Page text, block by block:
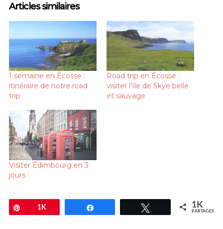
Articles similaires
1 semaine en Écosse :
itinéraire de notre road
trip
Road trip en Écosse :
visiter l’Ile de Skye belle
et sauvage
Visiter Édimbourg en 3
jours
Enregistrer
1K Tweetez 1K
PARTAGES